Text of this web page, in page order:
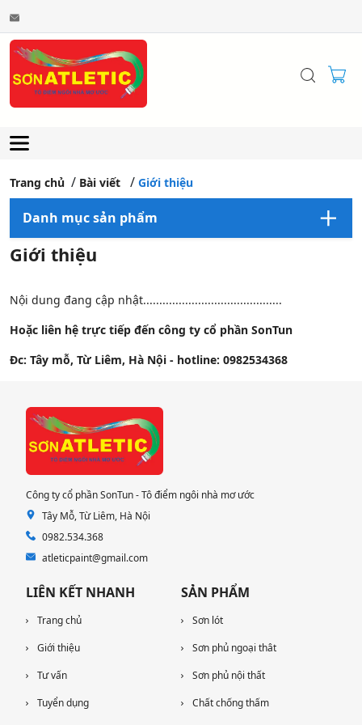
Trang chủ Bài viết Giới thiệu
Danh mục sản phẩm
Giới thiệu
Nội dung đang cập nhật...........................................
Hoặc liên hệ trực tiếp đến công ty cổ phần SonTun
Đc: Tây mỗ, Từ Liêm, Hà Nội - hotline: 0982534368
Công ty cổ phần SonTun - Tô điểm ngôi nhà mơ ước
Tây Mỗ, Từ Liêm, Hà Nội
0982.534.368
atleticpaint@gmail.com
LIÊN KẾT NHANH
Trang chủ
Giới thiệu
Tư vấn
Tuyển dụng
SẢN PHẨM
Sơn lót
Sơn phủ ngoại thât
Sơn phủ nội thất
Chất chống thấm